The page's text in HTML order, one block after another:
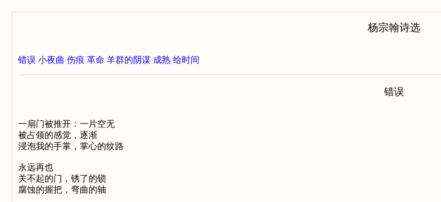
杨宗翰诗选
错误 小夜曲 伤痕 革命 羊群的阴谋 成熟 给时间
错误
一扇门被推开：一片空无
被占领的感觉，逐渐
浸泡我的手掌，掌心的纹路
永远再也
关不起的门，锈了的锁
腐蚀的握把，弯曲的轴